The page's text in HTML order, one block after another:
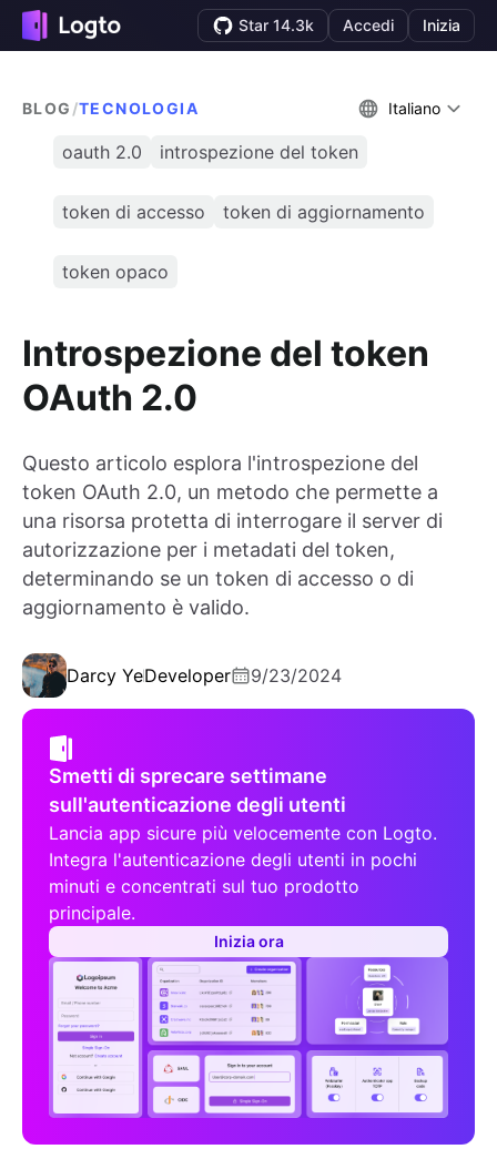
Star 14.3k Accedi Inizia
BLOG /TECNOLOGIA Italiano
oauth 2.0 introspezione del token
token di accesso token di aggiornamento
token opaco
Introspezione del token
OAuth 2.0
Questo articolo esplora l'introspezione del
token OAuth 2.0, un metodo che permette a
una risorsa protetta di interrogare il server di
autorizzazione per i metadati del token,
determinando se un token di accesso o di
aggiornamento è valido.
Darcy YeDeveloper 9/23/2024
Smetti di sprecare settimane
sull'autenticazione degli utenti
Lancia app sicure più velocemente con Logto.
Integra l'autenticazione degli utenti in pochi
minuti e concentrati sul tuo prodotto
principale.
Inizia ora